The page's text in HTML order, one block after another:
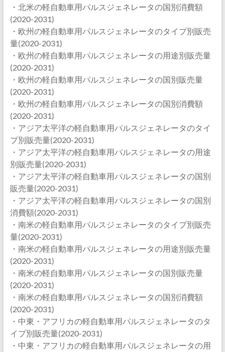
・北米の軽自動車用パルスジェネレータの国別消費額
(2020-2031)
・欧州の軽自動車用パルスジェネレータのタイプ別販売
量(2020-2031)
・欧州の軽自動車用パルスジェネレータの用途別販売量
(2020-2031)
・欧州の軽自動車用パルスジェネレータの国別販売量
(2020-2031)
・欧州の軽自動車用パルスジェネレータの国別消費額
(2020-2031)
・アジア太平洋の軽自動車用パルスジェネレータのタイ
プ別販売量(2020-2031)
・アジア太平洋の軽自動車用パルスジェネレータの用途
別販売量(2020-2031)
・アジア太平洋の軽自動車用パルスジェネレータの国別
販売量(2020-2031)
・アジア太平洋の軽自動車用パルスジェネレータの国別
消費額(2020-2031)
・南米の軽自動車用パルスジェネレータのタイプ別販売
量(2020-2031)
・南米の軽自動車用パルスジェネレータの用途別販売量
(2020-2031)
・南米の軽自動車用パルスジェネレータの国別販売量
(2020-2031)
・南米の軽自動車用パルスジェネレータの国別消費額
(2020-2031)
・中東・アフリカの軽自動車用パルスジェネレータのタ
イプ別販売量(2020-2031)
・中東・アフリカの軽自動車用パルスジェネレータの用